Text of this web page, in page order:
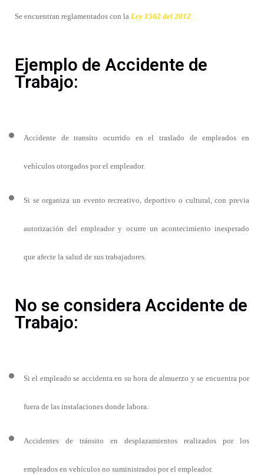
Se encuentran reglamentados con la Ley 1562 del 2012
Ejemplo de Accidente de
Trabajo:
Accidente de transito ocurrido en el traslado de empleados en
vehículos otorgados por el empleador.
Si se organiza un evento recreativo, deportivo o cultural, con previa
autorización del empleador y ocurre un acontecimiento inesperado
que afecte la salud de sus trabajadores.
No se considera Accidente de
Trabajo:
Si el empleado se accidenta en su hora de almuerzo y se encuentra por
fuera de las instalaciones donde labora.
Accidentes de tránsito en desplazamientos realizados por los
empleados en vehículos no suministrados por el empleador.